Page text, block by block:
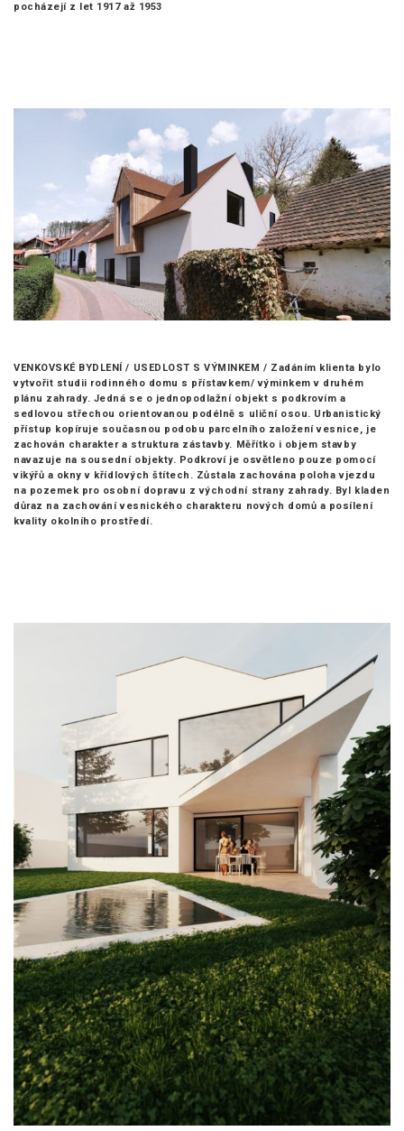
pocházejí z let 1917 až 1953
VENKOVSKÉ BYDLENÍ / USEDLOST S VÝMINKEM / Zadáním klienta bylo
vytvořit studii rodinného domu s přístavkem/ výminkem v druhém
plánu zahrady. Jedná se o jednopodlažní objekt s podkrovím a
sedlovou střechou orientovanou podélně s uliční osou. Urbanistický
přístup kopíruje současnou podobu parcelního založení vesnice, je
zachován charakter a struktura zástavby. Měřítko i objem stavby
navazuje na sousední objekty. Podkroví je osvětleno pouze pomocí
vikýřů a okny v křídlových štítech. Zůstala zachována poloha vjezdu
na pozemek pro osobní dopravu z východní strany zahrady. Byl kladen
důraz na zachování vesnického charakteru nových domů a posílení
kvality okolního prostředí.